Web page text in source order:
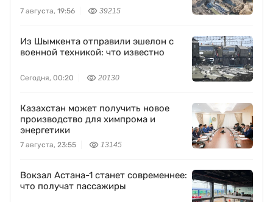
7 августа, 19:56 39215
Из Шымкента отправили эшелон с
военной техникой: что известно
Сегодня, 00:20 20130
Казахстан может получить новое
производство для химпрома и
энергетики
7 августа, 23:55 13145
Вокзал Астана-1 станет современнее:
что получат пассажиры